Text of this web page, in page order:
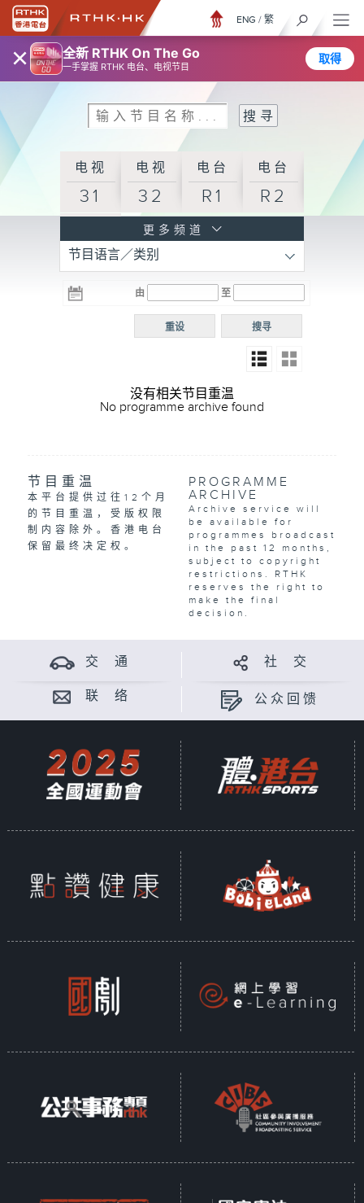
× 全新 RTHK On The Go
一手掌握 RTHK 电台、电视节目
取得
ENG / 繁
电视
31
电视
32
电台
R1
电台
R2
R3
电台 电台
R5
电台
普通
更多频道
节目语言／类别
由 至
搜寻
重设
没有相关节目重温
No programme archive found
节目重温
本平台提供过往12个月
的节目重温，受版权限
制内容除外。香港电台
保留最终决定权。
PROGRAMME
ARCHIVE
Archive service will
be available for
programmes broadcast
in the past 12 months,
subject to copyright
restrictions. RTHK
reserves the right to
make the final
decision.
交 通 社 交
联 络 公众回馈